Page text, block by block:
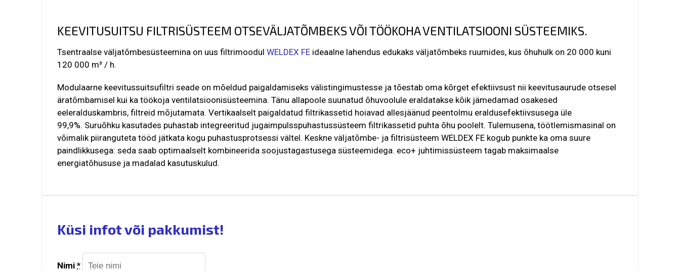
KEEVITUSUITSU FILTRISÜSTEEM OTSEVÄLJATÕMBEKS VÕI TÖÖKOHA VENTILATSIOONI SÜSTEEMIKS.
Tsentraalse väljatõmbesüsteemina on uus filtrimoodulWELDEX FE ideaalne lahendus edukaks väljatõmbeks ruumides, kus õhuhulk on 20 000 kuni
120 000 m³ / h.
Modulaarne keevitussuitsufiltri seade on mõeldud paigaldamiseks välistingimustesse ja tõestab oma kõrget efektiivsust nii keevitusaurude otsesel
äratõmbamisel kui ka töökoja ventilatsioonisüsteemina.Tänu allapoole suunatud õhuvoolule eraldatakse kõik jämedamad osakesed
eeleralduskambris, filtreid mõjutamata.Vertikaalselt paigaldatud filtrikassetid hoiavad allesjäänud peentolmu eraldusefektiivsusega üle
99,9%. Suruõhku kasutades puhastab integreeritud jugaimpulsspuhastussüsteem filtrikassetid puhta õhu poolelt.Tulemusena,töötlemismasinal on
võimalik piiranguteta tööd jätkata kogu puhastusprotsessi vältel. Keskne väljatõmbe- ja filtrisüsteem WELDEX FE kogub punkte ka oma suure
paindlikkusega: seda saab optimaalselt kombineerida soojustagastusega süsteemidega. eco+ juhtimissüsteem tagab maksimaalse
energiatõhususe ja madalad kasutuskulud.
Küsi infot või pakkumist!
Nimi*